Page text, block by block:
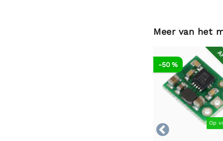
Meer van het
 Op
-50 %